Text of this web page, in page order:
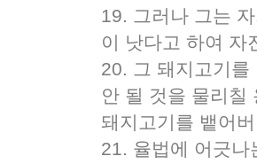
19. 그러나 그는
이 낫다고 하여 자
20. 그 돼지고기를
안 될 것을 물리칠
돼지고기를 뱉어
21. 율법에 어긋나